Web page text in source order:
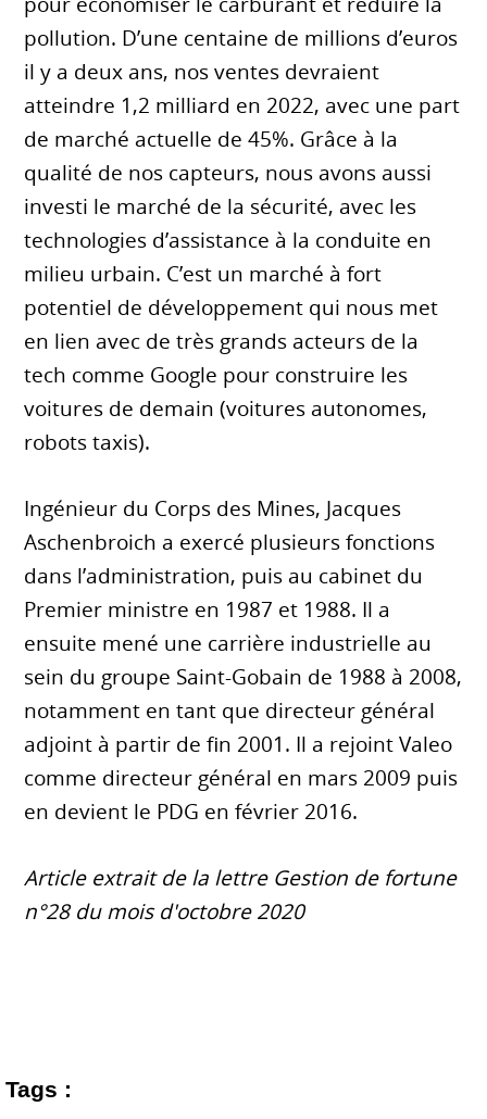
pollution. D’une centaine de millions d’euros
il y a deux ans, nos ventes devraient
atteindre 1,2 milliard en 2022, avec une part
de marché actuelle de 45%. Grâce à la
qualité de nos capteurs, nous avons aussi
investi le marché de la sécurité, avec les
technologies d’assistance à la conduite en
milieu urbain. C’est un marché à fort
potentiel de développement qui nous met
en lien avec de très grands acteurs de la
tech comme Google pour construire les
voitures de demain (voitures autonomes,
robots taxis).
Ingénieur du Corps des Mines, Jacques
Aschenbroich a exercé plusieurs fonctions
dans l’administration, puis au cabinet du
Premier ministre en 1987 et 1988. Il a
ensuite mené une carrière industrielle au
sein du groupe Saint-Gobain de 1988 à 2008,
notamment en tant que directeur général
adjoint à partir de fin 2001. Il a rejoint Valeo
comme directeur général en mars 2009 puis
en devient le PDG en février 2016.
Article extrait de la lettre Gestion de fortune
n°28 du mois d'octobre 2020
Tags :